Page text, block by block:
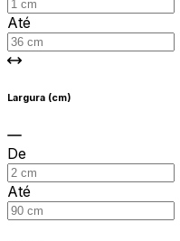
Até
Largura (cm)
De
Até